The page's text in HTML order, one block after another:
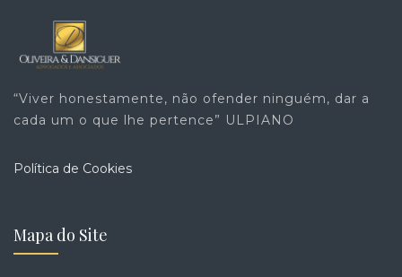
“Viver honestamente, não ofender ninguém, dar a
cada um o que lhe pertence” ULPIANO
Política de Cookies
Mapa do Site